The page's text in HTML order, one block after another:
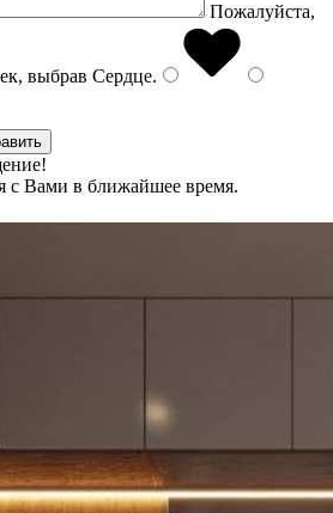
Пожалуйста,
выбрав Сердце.
с Вами в ближайшее время.